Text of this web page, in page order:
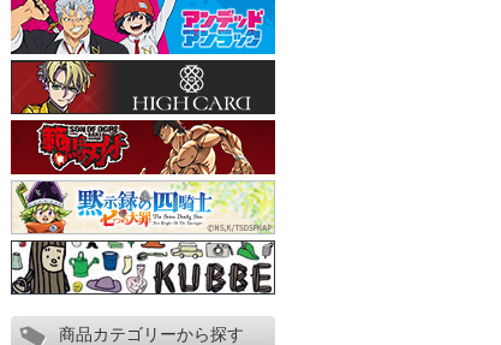
商品カテゴリーから探す